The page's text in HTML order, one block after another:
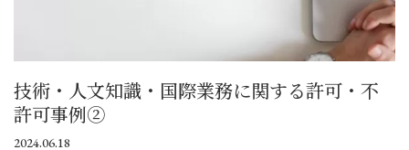
技術・人文知識・国際業務に関する許可・不
許可事例②
2024.06.18